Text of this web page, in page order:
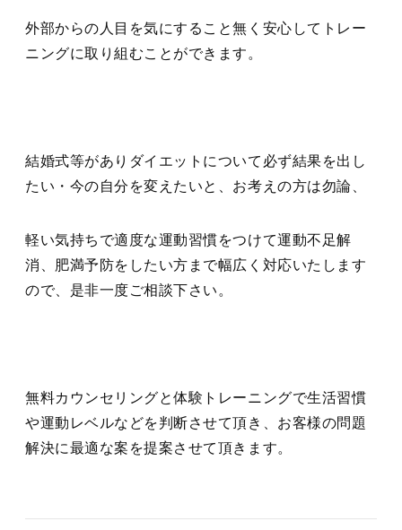
外部からの人目を気にすること無く安心してトレー
ニングに取り組むことができます。
結婚式等がありダイエットについて必ず結果を出し
たい・今の自分を変えたいと、お考えの方は勿論、
軽い気持ちで適度な運動習慣をつけて運動不足解
消、肥満予防をしたい方まで幅広く対応いたします
ので、是非一度ご相談下さい。
無料カウンセリングと体験トレーニングで生活習慣
や運動レベルなどを判断させて頂き、お客様の問題
解決に最適な案を提案させて頂きます。